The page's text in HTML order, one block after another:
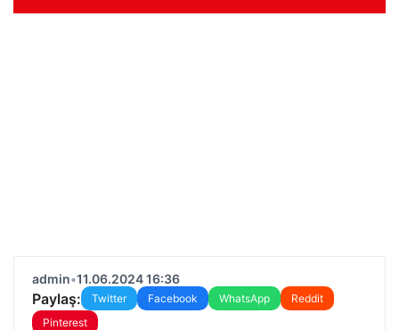
admin•11.06.2024 16:36
Paylaş: Twitter Facebook WhatsApp
Reddit
Pinterest